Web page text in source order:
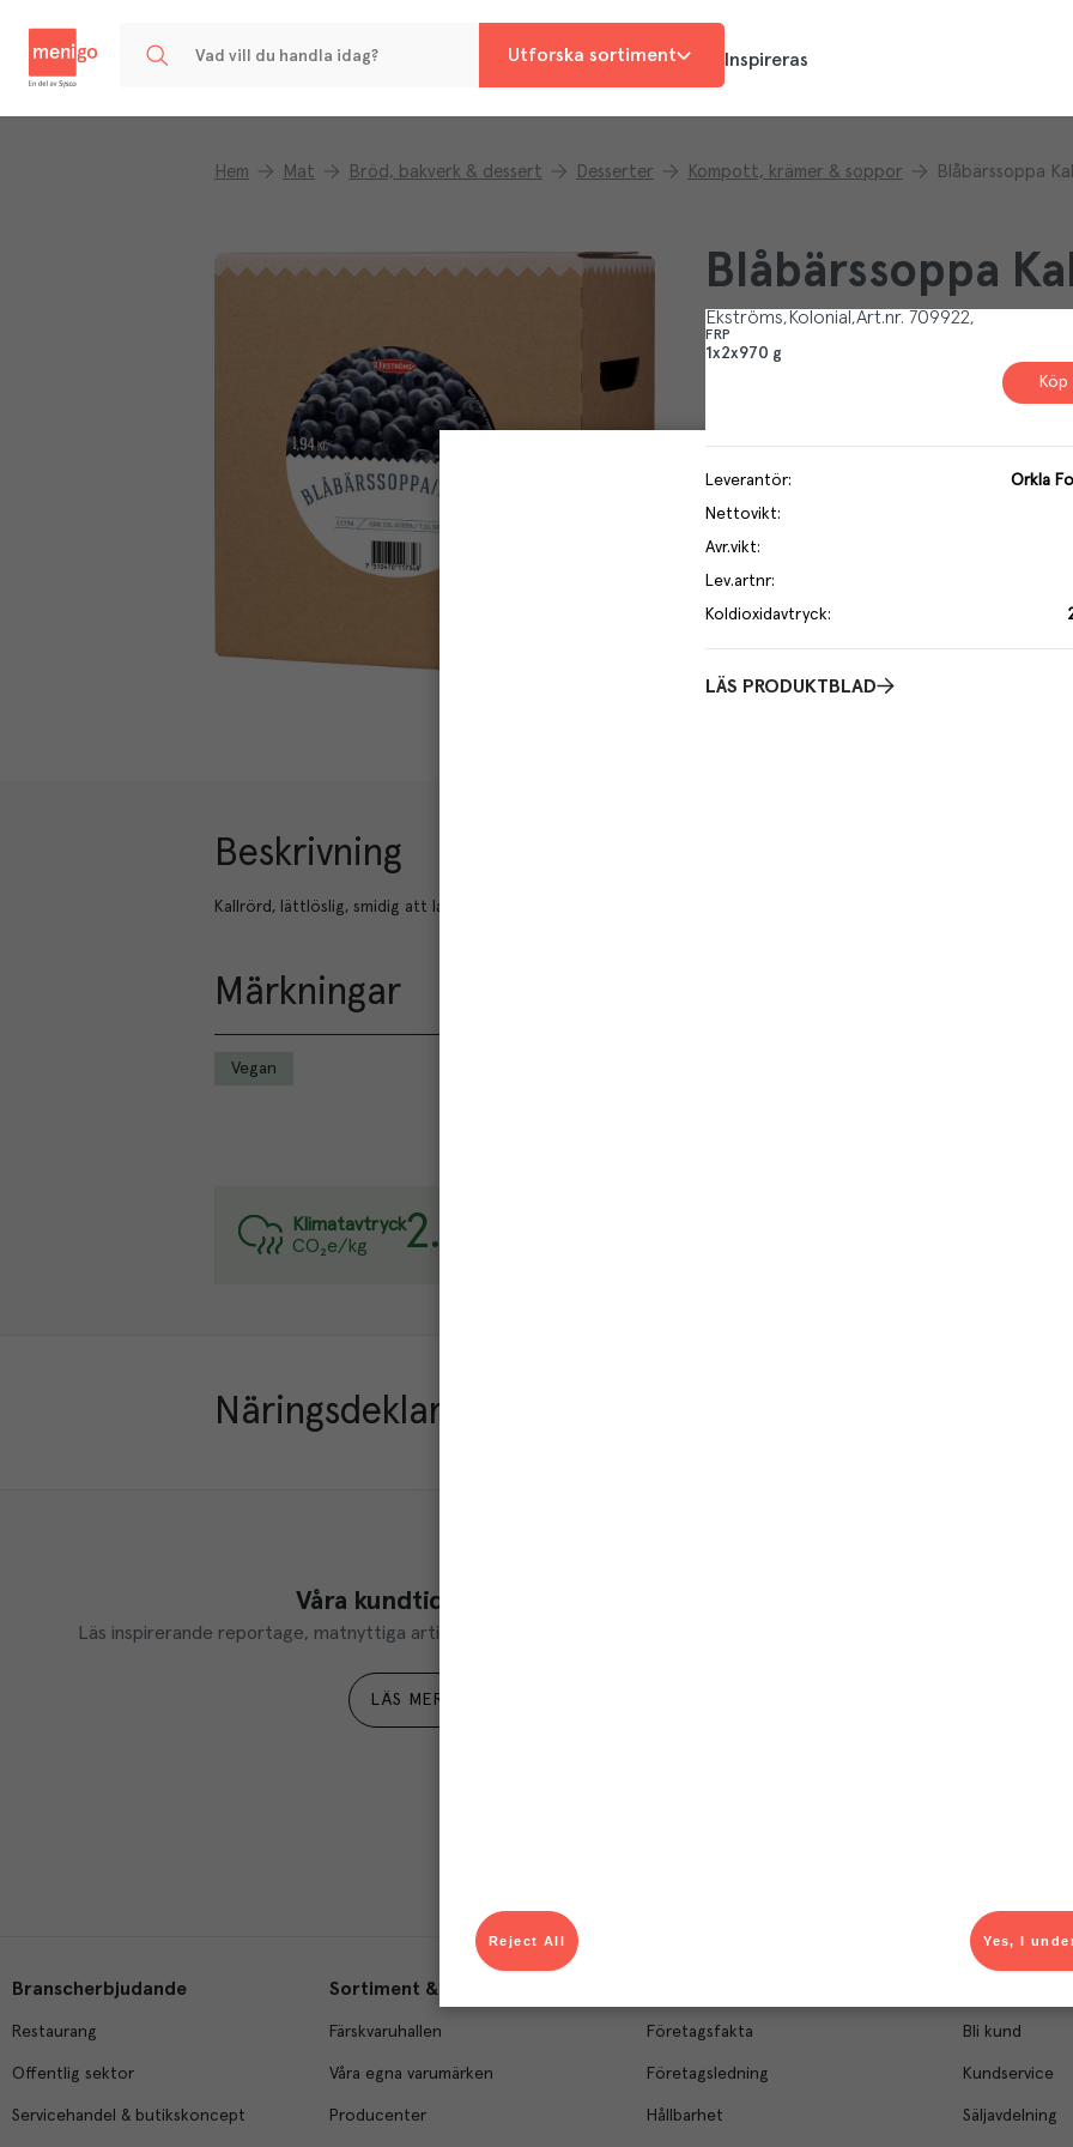
Utforska sortiment Inspireras
Hem Mat Bröd, bakverk & dessert Desserter Kompott, krämer & soppor Blåbärssoppa
Blåbärssoppa
Ekströms Kolonial Art.nr. 709922
FRP
1x2x970 g
Köp
Leverantör:
Orkla
Nettovikt:
Avr.vikt:
Lev.artnr:
Koldioxidavtryck:
LÄS PRODUKTBLAD
Beskrivning
Kallrörd, lättlöslig, smidig att lagra och hantera.
Märkningar
Vegan
Klimatavtryck
CO₂e/kg
2.8
Varje kilo av varan påverkar klimatet motsvarande utsläppen av 2.8
Näringsdeklaration
Våra kundtidningar
Läs inspirerande reportage, matnyttiga artiklar och ta del av aktuella kampanjer.
LÄS MER
Du som är Menigo-
Branscherbjudande
Restaurang
Offentlig sektor
Servicehandel & butikskoncept
Sortiment & tjänster
Färskvaruhallen
Våra egna varumärken
Producenter
Företagsfakta
Företagsledning
Hållbarhet
Bli kund
Kundservice
Säljavdelning
Yes, I
Reject All